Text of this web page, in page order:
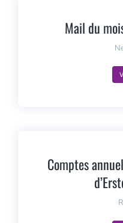
Mail du
Comptes